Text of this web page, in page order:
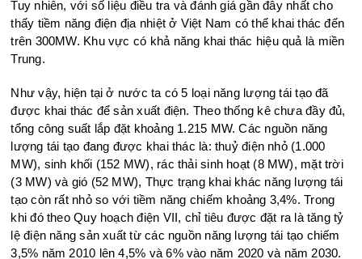
Tuy nhiên, với số liệu điều tra và đánh giá gần đây nhất cho
thấy tiềm năng điện địa nhiệt ở Việt Nam có thể khai thác đến
trên 300MW. Khu vực có khả năng khai thác hiệu quả là miền
Trung.
Như vậy, hiện tại ở nước ta có 5 loại năng lượng tái tạo đã
được khai thác để sản xuất điện. Theo thống kê chưa đầy đủ,
tổng công suất lắp đặt khoảng 1.215 MW. Các nguồn năng
lượng tái tạo đang được khai thác là: thuỷ điện nhỏ (1.000
MW), sinh khối (152 MW), rác thải sinh hoạt (8 MW), mặt trời
(3 MW) và gió (52 MW), Thực trạng khai khác năng lượng tái
tạo còn rất nhỏ so với tiềm năng chiếm khoảng 3,4%. Trong
khi đó theo Quy hoạch điện VII, chỉ tiêu được đặt ra là tăng tỷ
lệ điện năng sản xuất từ các nguồn năng lượng tái tạo chiếm
3,5% năm 2010 lên 4,5% và 6% vào năm 2020 và năm 2030.